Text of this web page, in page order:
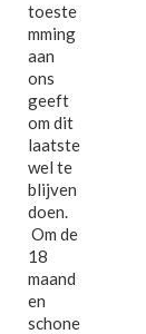
toeste
mming
aan
ons
geeft
om dit
laatste
wel te
blijven
doen.
Om de
18
maand
en
schone